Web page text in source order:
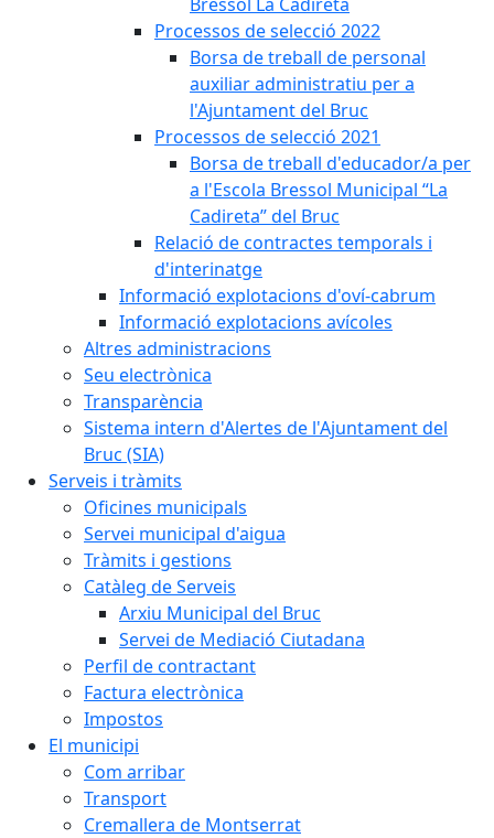
Processos de selecció 2022
Borsa de treball de personal
auxiliar administratiu per a
l'Ajuntament del Bruc
Processos de selecció 2021
Borsa de treball d'educador/a per
a l'Escola Bressol Municipal “La
Cadireta” del Bruc
Relació de contractes temporals i
d'interinatge
Informació explotacions d'oví-cabrum
Informació explotacions avícoles
Altres administracions
Seu electrònica
Transparència
Sistema intern d'Alertes de l'Ajuntament del
Bruc (SIA)
Serveis i tràmits
Oficines municipals
Servei municipal d'aigua
Tràmits i gestions
Catàleg de Serveis
Arxiu Municipal del Bruc
Servei de Mediació Ciutadana
Perfil de contractant
Factura electrònica
Impostos
El municipi
Com arribar
Transport
Cremallera de Montserrat